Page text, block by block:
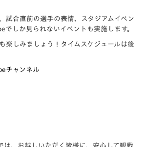
試合直前の選手の表情、スタジアムイベン
でしか見られないイベントも実施します。
楽しみましょう！タイムスケジュールは後
チャンネル
は、お越しいただく皆様に、安心して観戦